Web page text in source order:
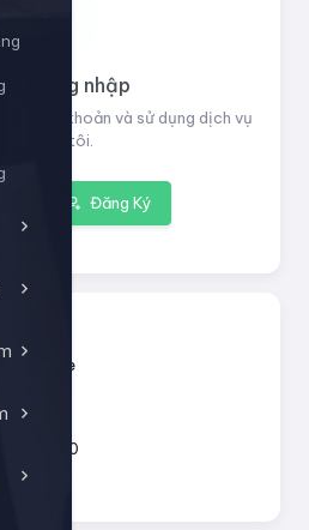
đăng nhập
tin tài khoản và sử dụng dịch vụ
chúng tôi.
Đăng Ký
bạn bè
1.000.000